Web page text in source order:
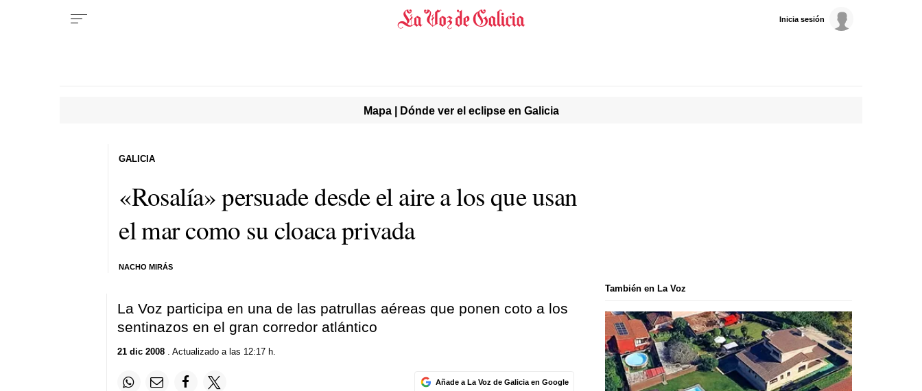
Inicia sesión
Mapa | Dónde ver el eclipse en Galicia
«Rosalía» persuade desde el aire a los que usan
el mar como su cloaca privada
NACHO MIRÁS
GALICIA
La Voz participa en una de las patrullas aéreas que ponen coto a los
sentinazos en el gran corredor atlántico
21 dic 2008. Actualizado a las 12:17 h.
Añade a La Voz de Galicia en Google
También en La Voz